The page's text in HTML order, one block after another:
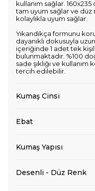
kullanım sağlar.
tam uyum sağlar ve
kolaylıkla uyum sağlar.
Yıkandıkça formunu
dayanıklı dokusuyla
içeriğinde 1 adet tek
bulunmaktadır. %100
sade şıklığı ve
tercih edilebilir.
Kumaş Cinsi
Ebat
Kumaş Yapısı
Desenli - Düz Renk